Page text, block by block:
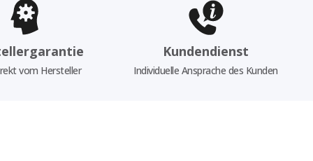
vom Hersteller
Kundendienst
Individuelle Ansprache des Kunden